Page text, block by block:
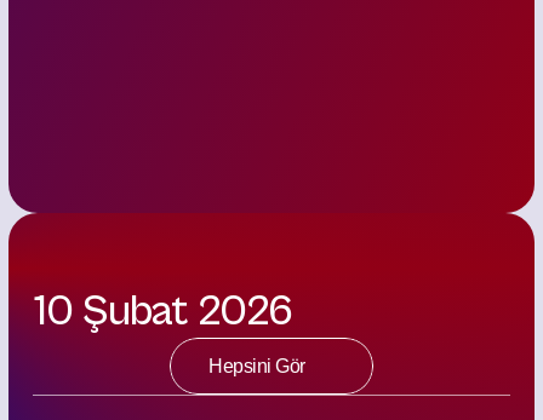
10 Şubat 2026
Hepsini Gör